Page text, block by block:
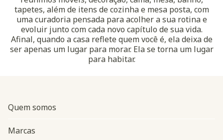
tapetes, além de itens de cozinha e mesa posta, com
uma curadoria pensada para acolher a sua rotina e
evoluir junto com cada novo capítulo de sua vida.
Afinal, quando a casa reflete quem você é, ela deixa de
ser apenas um lugar para morar. Ela se torna um lugar
para habitar.
Quem somos
Marcas